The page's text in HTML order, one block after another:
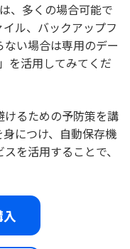
、多くの場合可能で
ル、バックアップフ
い場合は専用のデー
」を活用してみてくだ
るための予防策を講
につけ、自動保存機
を活用することで、